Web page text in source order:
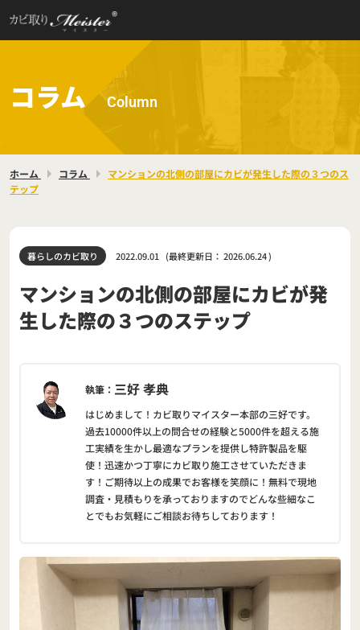
コラム Column
ホーム コラム
マンションの北側の部屋にカビが発生した際の３つのス
テップ
暮らしのカビ取り 2022.09.01 (最終更新日： 2026.06.24)
マンションの北側の部屋にカビが発
生した際の３つのステップ
執筆： 三好 孝典
はじめまして！カビ取りマイスター本部の三好です。
過去10000件以上の問合せの経験と5000件を超える施
工実績を生かし最適なプランを提供し特許製品を駆
使！迅速かつ丁寧にカビ取り施工させていただきま
す！ご期待以上の成果でお客様を笑顔に！無料で現地
調査・見積もりを承っておりますのでどんな些細なこ
とでもお気軽にご相談お待ちしております！